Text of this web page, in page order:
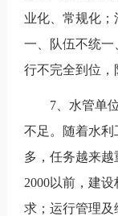
业化、常规化
一、队伍不统一
行不完全到位，
7、水管单
不足。随着水利
多，任务越来
2000以前，建
求；运行管理及